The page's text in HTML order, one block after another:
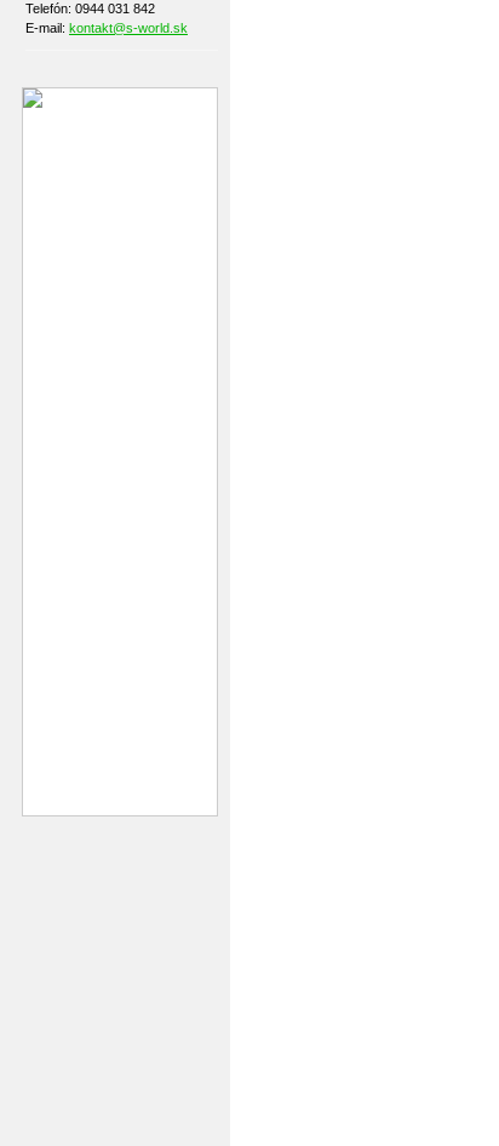
Telefón: 0944 031 842
E-mail: kontakt@s-world.sk